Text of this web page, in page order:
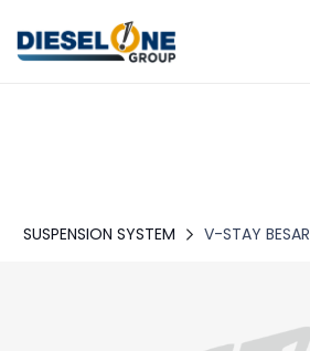
SUSPENSION SYSTEM V-STAY BESAR